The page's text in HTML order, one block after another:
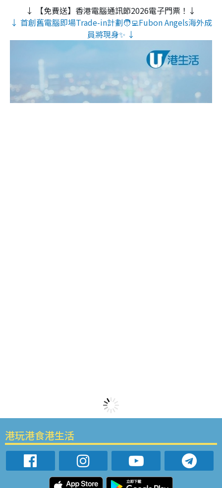
↓ 【免費送】香港電腦通訊節2026電子門票！↓
↓ 首創舊電腦即場Trade-in計劃🧑‍💻Fubon Angels海外成
員將現身✨ ↓
港玩港食港生活